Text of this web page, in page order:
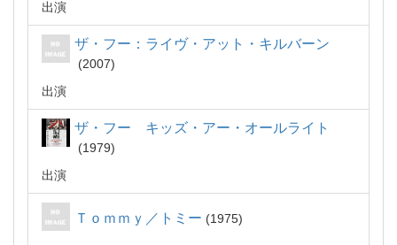
出演
ザ・フー：ライヴ・アット・キルバーン
2007
出演
ザ・フー キッズ・アー・オールライト
1979
出演
Ｔｏｍｍｙ／トミー 1975